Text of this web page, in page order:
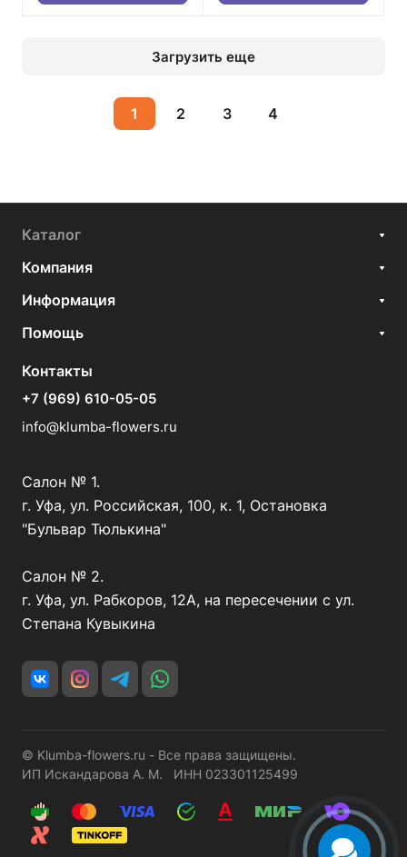
Загрузить еще
1 2 3 4
Каталог
Компания
Информация
Помощь
Контакты
+7 (969) 610-05-05
info@klumba-flowers.ru
Салон № 1.
г. Уфа, ул. Российская, 100, к. 1, Остановка
"Бульвар Тюлькина"
Салон № 2.
г. Уфа, ул. Рабкоров, 12А, на пересечении с ул.
Степана Кувыкина
© Klumba-flowers.ru - Все права защищены.
ИП Искандарова А. М. ИНН 023301125499